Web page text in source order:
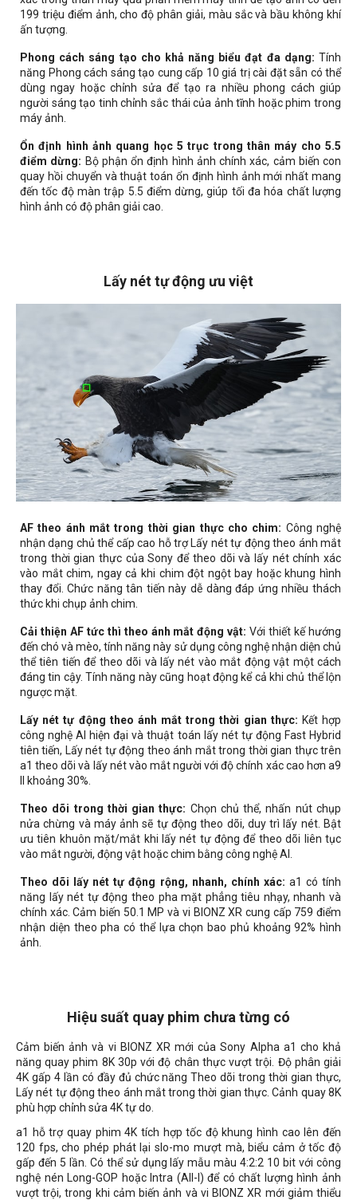
199 triệu điểm ảnh, cho độ phân giải, màu sắc và bầu không khí
ấn tượng.
Phong cách sáng tạo cho khả năng biểu đạt đa dạng: Tính
năng Phong cách sáng tạo cung cấp 10 giá trị cài đặt sẵn có thể
dùng ngay hoặc chỉnh sửa để tạo ra nhiều phong cách giúp
người sáng tạo tinh chỉnh sắc thái của ảnh tĩnh hoặc phim trong
máy ảnh.
Ổn định hình ảnh quang học 5 trục trong thân máy cho 5.5
điểm dừng: Bộ phận ổn định hình ảnh chính xác, cảm biến con
quay hồi chuyển và thuật toán ổn định hình ảnh mới nhất mang
đến tốc độ màn trập 5.5 điểm dừng, giúp tối đa hóa chất lượng
hình ảnh có độ phân giải cao.
Lấy nét tự động ưu việt
AF theo ánh mắt trong thời gian thực cho chim: Công nghệ
nhận dạng chủ thể cấp cao hỗ trợ Lấy nét tự động theo ánh mắt
trong thời gian thực của Sony để theo dõi và lấy nét chính xác
vào mắt chim, ngay cả khi chim đột ngột bay hoặc khung hình
thay đổi. Chức năng tân tiến này dễ dàng đáp ứng nhiều thách
thức khi chụp ảnh chim.
Cải thiện AF tức thì theo ánh mắt động vật:Với thiết kế hướng
đến chó và mèo, tính năng này sử dụng công nghệ nhận diện chủ
thể tiên tiến để theo dõi và lấy nét vào mắt động vật một cách
đáng tin cậy. Tính năng này cũng hoạt động kể cả khi chủ thể lộn
ngược mặt.
Lấy nét tự động theo ánh mắt trong thời gian thực: Kết hợp
công nghệ AI hiện đại và thuật toán lấy nét tự động Fast Hybrid
tiên tiến, Lấy nét tự động theo ánh mắt trong thời gian thực trên
a1 theo dõi và lấy nét vào mắt người với độ chính xác cao hơn a9
II khoảng 30%.
Theo dõi trong thời gian thực: Chọn chủ thể, nhấn nút chụp
nửa chừng và máy ảnh sẽ tự động theo dõi, duy trì lấy nét. Bật
ưu tiên khuôn mặt/mắt khi lấy nét tự động để theo dõi liên tục
vào mắt người, động vật hoặc chim bằng công nghệ AI.
Theo dõi lấy nét tự động rộng, nhanh, chính xác: a1 có tính
năng lấy nét tự động theo pha mặt phẳng tiêu nhạy, nhanh và
chính xác. Cảm biến 50.1 MP và vi BIONZ XR cung cấp 759 điểm
nhận diện theo pha có thể lựa chọn bao phủ khoảng 92% hình
ảnh.
Hiệu suất quay phim chưa từng có
Cảm biến ảnh và vi BIONZ XR mới của Sony Alpha a1 cho khả
năng quay phim 8K 30p với độ chân thực vượt trội. Độ phân giải
4K gấp 4 lần có đầy đủ chức năng Theo dõi trong thời gian thực,
Lấy nét tự động theo ánh mắt trong thời gian thực. Cảnh quay 8K
phù hợp chỉnh sửa 4K tự do.
a1 hỗ trợ quay phim 4K tích hợp tốc độ khung hình cao lên đến
120 fps, cho phép phát lại slo-mo mượt mà, biểu cảm ở tốc độ
gấp đến 5 lần. Có thể sử dụng lấy mẫu màu 4:2:2 10 bit với công
nghệ nén Long-GOP hoặc Intra (All-I) để có chất lượng hình ảnh
vượt trội, trong khi cảm biến ảnh và vi BIONZ XR mới giảm thiểu